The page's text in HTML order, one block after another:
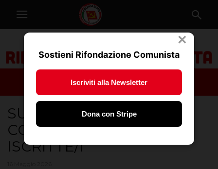
SULLA RICHIESTA DI
CONSULTAZIONE
ISCRITTE/I
×
Sostieni Rifondazione Comunista
Iscriviti alla Newsletter
Dona con Stripe